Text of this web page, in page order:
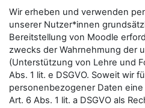
Wir erheben und verwenden
unserer Nutzer*innen
Bereitstellung von Moodle
zwecks der Wahrnehmung der
(Unterstützung von Lehre und
Abs. 1 lit. e DSGVO. Soweit wir
personenbezogener Daten
Art. 6 Abs. 1 lit. a DSGVO als